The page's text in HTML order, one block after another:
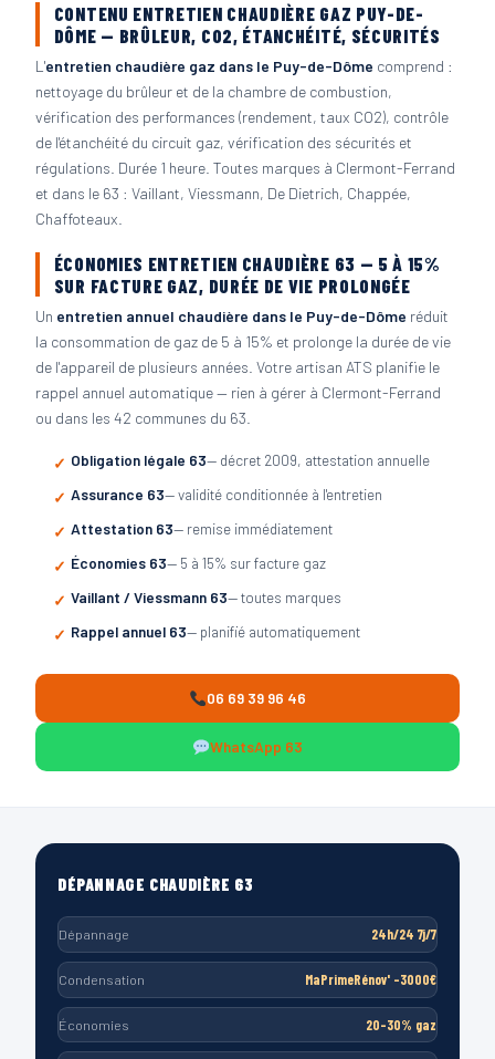
CONTENU ENTRETIEN CHAUDIÈRE GAZ PUY-DE-
DÔME — BRÛLEUR, CO2, ÉTANCHÉITÉ, SÉCURITÉS
L'entretien chaudière gaz dans le Puy-de-Dôme comprend :
nettoyage du brûleur et de la chambre de combustion,
vérification des performances (rendement, taux CO2), contrôle
de l'étanchéité du circuit gaz, vérification des sécurités et
régulations. Durée 1 heure. Toutes marques à Clermont-Ferrand
et dans le 63 : Vaillant, Viessmann, De Dietrich, Chappée,
Chaffoteaux.
ÉCONOMIES ENTRETIEN CHAUDIÈRE 63 — 5 À 15%
SUR FACTURE GAZ, DURÉE DE VIE PROLONGÉE
Un entretien annuel chaudière dans le Puy-de-Dôme réduit
la consommation de gaz de 5 à 15% et prolonge la durée de vie
de l'appareil de plusieurs années. Votre artisan ATS planifie le
rappel annuel automatique — rien à gérer à Clermont-Ferrand
ou dans les 42 communes du 63.
Obligation légale 63— décret 2009, attestation annuelle
Assurance 63— validité conditionnée à l'entretien
Attestation 63— remise immédiatement
Économies 63— 5 à 15% sur facture gaz
Vaillant / Viessmann 63— toutes marques
Rappel annuel 63— planifié automatiquement
06 69 39 96 46
WhatsApp 63
DÉPANNAGE CHAUDIÈRE 63
Dépannage 24h/24 7j/7
Condensation MaPrimeRénov' -3000€
Économies 20-30% gaz